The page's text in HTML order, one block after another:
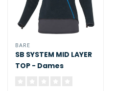
BARE
SB SYSTEM MID LAYER
TOP - Dames